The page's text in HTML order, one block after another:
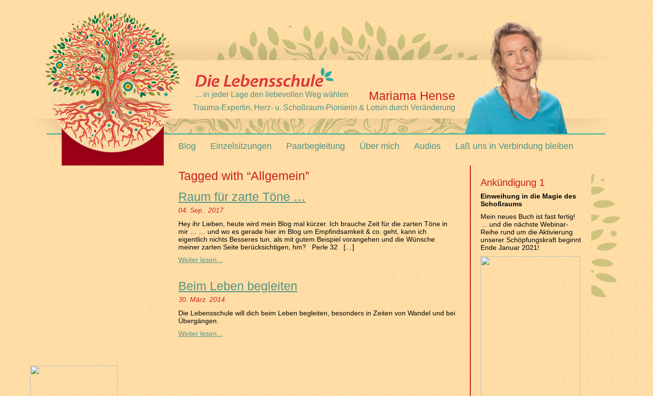
... in jeder Lage den liebevollen Weg wählen Mariama Hense
Trauma-Expertin, Herz- u. Schoßraum-Pionierin & Lotsin durch Veränderung
Blog Einzelsitzungen Paarbegleitung Über mich Audios Laß uns in Verbindung bleiben
Hier fängt etwas an
zum Reinschnuppern!
Ankündigung 1
Einweihung in die Magie des
Schoßraums
Mein neues Buch ist fast fertig!
… und die nächste Webinar-
Reihe rund um die Aktivierung
unserer Schöpfungskraft beginnt
Ende Januar 2021!
Tagged with “Allgemein”
Raum für zarte Töne …
04. Sep.. 2017
Hey ihr Lieben, heute wird mein Blog mal kürzer. Ich brauche Zeit für die zarten Töne in
mir … … und wo es gerade hier im Blog um Empfindsamkeit & co. geht, kann ich
eigentlich nichts Besseres tun, als mit gutem Beispiel vorangehen und die Wünsche
meiner zarten Seite berücksichtigen, hm? Perle 32 […]
Weiter lesen...
Beim Leben begleiten
30. März. 2014
Die Lebensschule will dich beim Leben begleiten, besonders in Zeiten von Wandel und bei
Übergängen.
Weiter lesen...